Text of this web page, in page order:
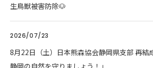
生鳥獣被害防除🐶
2026/07/23
8月22日（土）日本熊森協会静岡県支部 再結
静岡の自然を守りましょう！」